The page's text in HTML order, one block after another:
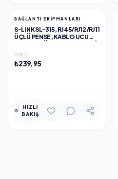
BAĞLANTI EKIPMANLARI
S-LINK SL-315, RJ45/RJ12/RJ11
ÜÇLÜ PENSE, KABLO UCU
FIYAT
₺239,95
HIZLI
BAKIŞ